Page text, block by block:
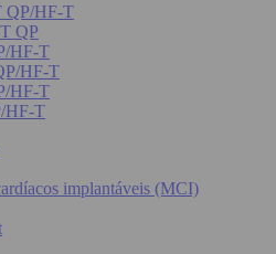
QP/HF-T
QP
HF-T
HF-T
HF-T
HF-T
implantáveis (MCI)